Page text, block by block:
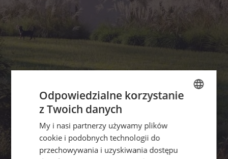
Odpowiedzialne korzystanie
z Twoich danych
My i nasi partnerzy używamy plików
cookie i podobnych technologii do
przechowywania i uzyskiwania dostępu